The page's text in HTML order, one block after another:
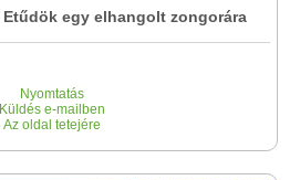
Etűdök egy elhangolt zongorára
Nyomtatás
Küldés e-mailben
Az oldal tetejére